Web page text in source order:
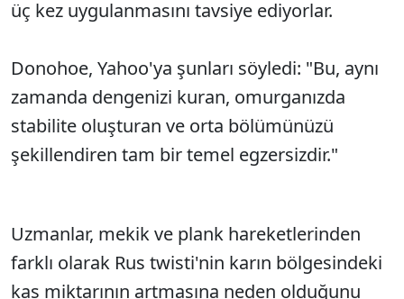
üç kez uygulanmasını tavsiye ediyorlar.
Donohoe, Yahoo'ya şunları söyledi: "Bu, aynı
zamanda dengenizi kuran, omurganızda
stabilite oluşturan ve orta bölümünüzü
şekillendiren tam bir temel egzersizdir."
Uzmanlar, mekik ve plank hareketlerinden
farklı olarak Rus twisti'nin karın bölgesindeki
kas miktarının artmasına neden olduğunu